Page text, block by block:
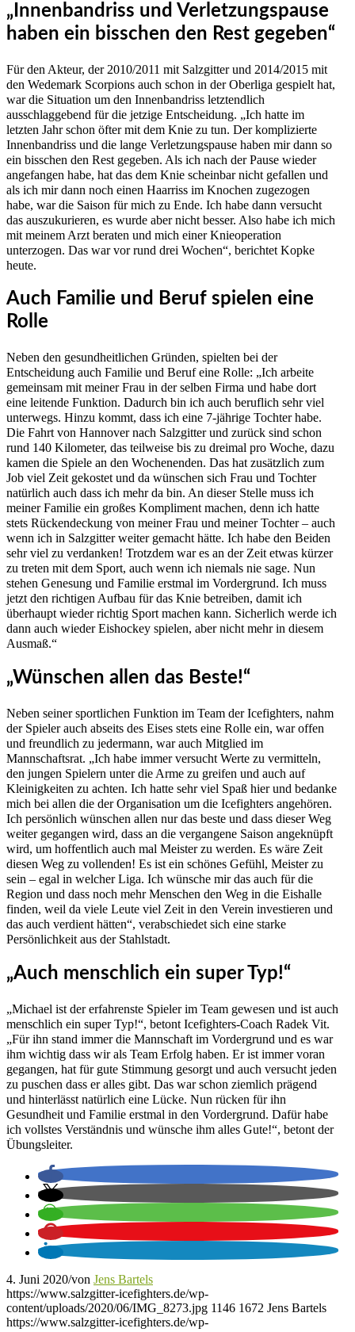
„Innenbandriss und Verletzungspause
haben ein bisschen den Rest gegeben“
Für den Akteur, der 2010/2011 mit Salzgitter und 2014/2015 mit
den Wedemark Scorpions auch schon in der Oberliga gespielt hat,
war die Situation um den Innenbandriss letztendlich
ausschlaggebend für die jetzige Entscheidung. „Ich hatte im
letzten Jahr schon öfter mit dem Knie zu tun. Der komplizierte
Innenbandriss und die lange Verletzungspause haben mir dann so
ein bisschen den Rest gegeben. Als ich nach der Pause wieder
angefangen habe, hat das dem Knie scheinbar nicht gefallen und
als ich mir dann noch einen Haarriss im Knochen zugezogen
habe, war die Saison für mich zu Ende. Ich habe dann versucht
das auszukurieren, es wurde aber nicht besser. Also habe ich mich
mit meinem Arzt beraten und mich einer Knieoperation
unterzogen. Das war vor rund drei Wochen“, berichtet Kopke
heute.
Auch Familie und Beruf spielen eine
Rolle
Neben den gesundheitlichen Gründen, spielten bei der
Entscheidung auch Familie und Beruf eine Rolle: „Ich arbeite
gemeinsam mit meiner Frau in der selben Firma und habe dort
eine leitende Funktion. Dadurch bin ich auch beruflich sehr viel
unterwegs. Hinzu kommt, dass ich eine 7-jährige Tochter habe.
Die Fahrt von Hannover nach Salzgitter und zurück sind schon
rund 140 Kilometer, das teilweise bis zu dreimal pro Woche, dazu
kamen die Spiele an den Wochenenden. Das hat zusätzlich zum
Job viel Zeit gekostet und da wünschen sich Frau und Tochter
natürlich auch dass ich mehr da bin. An dieser Stelle muss ich
meiner Familie ein großes Kompliment machen, denn ich hatte
stets Rückendeckung von meiner Frau und meiner Tochter – auch
wenn ich in Salzgitter weiter gemacht hätte. Ich habe den Beiden
sehr viel zu verdanken! Trotzdem war es an der Zeit etwas kürzer
zu treten mit dem Sport, auch wenn ich niemals nie sage. Nun
stehen Genesung und Familie erstmal im Vordergrund. Ich muss
jetzt den richtigen Aufbau für das Knie betreiben, damit ich
überhaupt wieder richtig Sport machen kann. Sicherlich werde ich
dann auch wieder Eishockey spielen, aber nicht mehr in diesem
Ausmaß.“
„Wünschen allen das Beste!“
Neben seiner sportlichen Funktion im Team der Icefighters, nahm
der Spieler auch abseits des Eises stets eine Rolle ein, war offen
und freundlich zu jedermann, war auch Mitglied im
Mannschaftsrat. „Ich habe immer versucht Werte zu vermitteln,
den jungen Spielern unter die Arme zu greifen und auch auf
Kleinigkeiten zu achten. Ich hatte sehr viel Spaß hier und bedanke
mich bei allen die der Organisation um die Icefighters angehören.
Ich persönlich wünschen allen nur das beste und dass dieser Weg
weiter gegangen wird, dass an die vergangene Saison angeknüpft
wird, um hoffentlich auch mal Meister zu werden. Es wäre Zeit
diesen Weg zu vollenden! Es ist ein schönes Gefühl, Meister zu
sein – egal in welcher Liga. Ich wünsche mir das auch für die
Region und dass noch mehr Menschen den Weg in die Eishalle
finden, weil da viele Leute viel Zeit in den Verein investieren und
das auch verdient hätten“, verabschiedet sich eine starke
Persönlichkeit aus der Stahlstadt.
„Auch menschlich ein super Typ!“
„Michael ist der erfahrenste Spieler im Team gewesen und ist auch
menschlich ein super Typ!“, betont Icefighters-Coach Radek Vit.
„Für ihn stand immer die Mannschaft im Vordergrund und es war
ihm wichtig dass wir als Team Erfolg haben. Er ist immer voran
gegangen, hat für gute Stimmung gesorgt und auch versucht jeden
zu puschen dass er alles gibt. Das war schon ziemlich prägend
und hinterlässt natürlich eine Lücke. Nun rücken für ihn
Gesundheit und Familie erstmal in den Vordergrund. Dafür habe
ich vollstes Verständnis und wünsche ihm alles Gute!“, betont der
Übungsleiter.
4. Juni 2020/von Jens Bartels
https://www.salzgitter-icefighters.de/wp-
content/uploads/2020/06/IMG_8273.jpg 1146 1672 Jens Bartels
https://www.salzgitter-icefighters.de/wp-